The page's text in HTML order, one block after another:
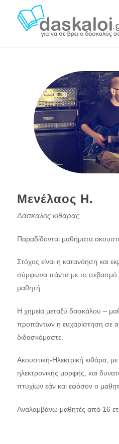
Μενέλαος Η.
Δάσκαλος κιθάρας
Παραδίδονται μαθήματα
Στόχος είναι η κατανόηση και
σύμφωνα πάντα με το σεβασμό
μαθητή.
Η χημεία μεταξύ δασκάλου –
προπάντων η ευχαρίστηση σε
διδασκόμαστε.
Ακουστική-Ηλεκτρική κιθάρα,
ηλεκτρονικής μορφής, και
πτυχίων εάν και εφόσον ο
Αναλαμβάνω μαθητές από 16